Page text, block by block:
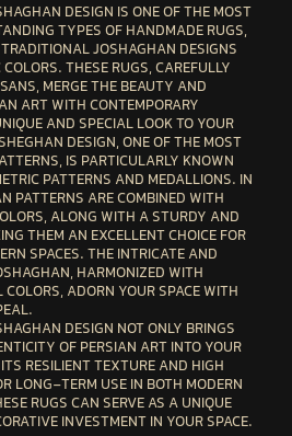
DESIGN IS ONE OF THE MOST
TYPES OF HANDMADE RUGS,
JOSHAGHAN DESIGNS
THESE RUGS, CAREFULLY
MERGE THE BEAUTY AND
ART WITH CONTEMPORARY
AND SPECIAL LOOK TO YOUR
DESIGN, ONE OF THE MOST
IS PARTICULARLY KNOWN
PATTERNS AND MEDALLIONS. IN
PATTERNS ARE COMBINED WITH
ALONG WITH A STURDY AND
THEM AN EXCELLENT CHOICE FOR
SPACES. THE INTRICATE AND
HARMONIZED WITH
ADORN YOUR SPACE WITH
DESIGN NOT ONLY BRINGS
OF PERSIAN ART INTO YOUR
RESILIENT TEXTURE AND HIGH
LONG-TERM USE IN BOTH MODERN
RUGS CAN SERVE AS A UNIQUE
INVESTMENT IN YOUR SPACE.